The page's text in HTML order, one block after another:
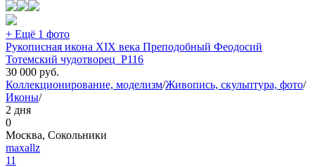
+ Ещё 1 фото
Рукописная икона XIX века Преподобный Феодосий
Тотемский чудотворец_Р116
30 000 руб.
Коллекционирование, моделизм/Живопись, скульптура, фото/
Иконы/
2 дня
0
Москва, Сокольники
maxallz
11